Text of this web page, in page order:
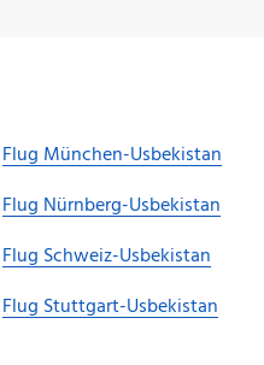
Flug München-Usbekistan
Flug Nürnberg-Usbekistan
Flug Schweiz-Usbekistan
Flug Stuttgart-Usbekistan